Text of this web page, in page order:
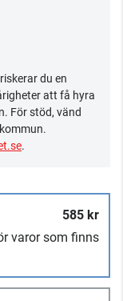
du en
att få hyra
För stöd, vänd
.
585 kr
varor som finns